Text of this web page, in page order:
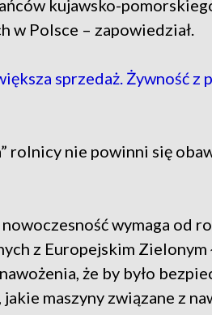
kujawsko-
w Polsce – zapowiedział.
sprzedaż. Żywność z
rolnicy nie powinni się
wymaga od
z Europejskim Zielonym
że by było
maszyny związane z